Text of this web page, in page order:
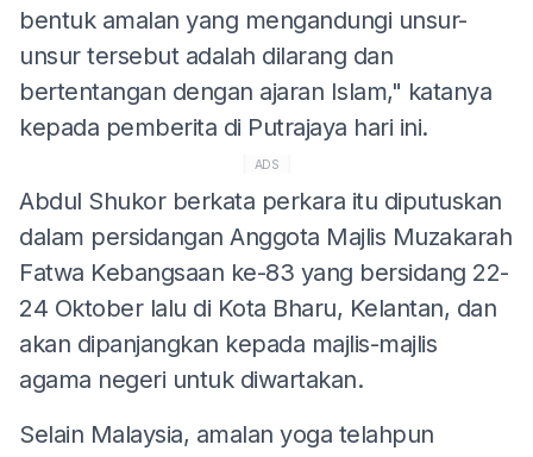
bentuk amalan yang mengandungi unsur-
unsur tersebut adalah dilarang dan
bertentangan dengan ajaran Islam," katanya
kepada pemberita di Putrajaya hari ini.
ADS
Abdul Shukor berkata perkara itu diputuskan
dalam persidangan Anggota Majlis Muzakarah
Fatwa Kebangsaan ke-83 yang bersidang 22-
24 Oktober lalu di Kota Bharu, Kelantan, dan
akan dipanjangkan kepada majlis-majlis
agama negeri untuk diwartakan.
Selain Malaysia, amalan yoga telahpun